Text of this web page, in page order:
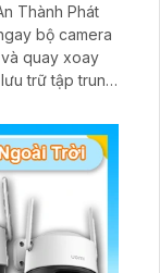
Thành Phát
bộ camera
quay xoay
trữ tập trung